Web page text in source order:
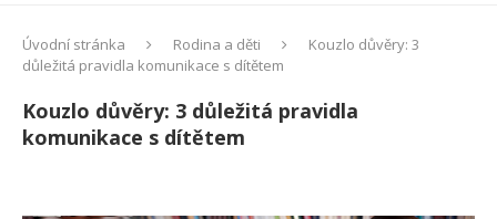
Úvodní stránka Rodina a děti
Kouzlo důvěry: 3
důležitá pravidla komunikace s dítětem
Kouzlo důvěry: 3 důležitá pravidla
komunikace s dítětem